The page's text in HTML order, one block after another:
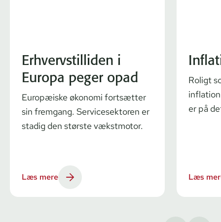
Erhvervstilliden i
Europa peger opad
Europæiske økonomi fortsætter
sin fremgang. Servicesektoren er
stadig den største vækstmotor.
Læs mere
Roligt
er på
Læs